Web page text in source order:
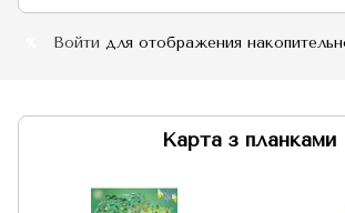
Войти для отображения
Карта з планками